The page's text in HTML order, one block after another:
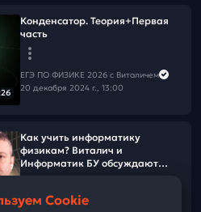
Конденсатор. Теория+Первая
часть
ЕГЭ ПО ФИЗИКЕ 2026 с Виталичем
20 декабря 2024 г., 13:00
Как учить информатику
физикам? Виталич и
Информатик БУ обсуждают
ЕГЭ ПО ФИЗИКЕ 2026 с Виталичем
Cookie